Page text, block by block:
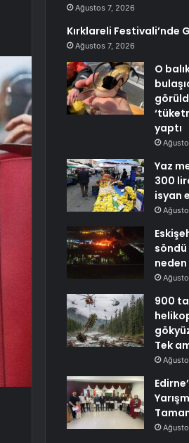
Ağustos 7, 2026
Kırklareli Festivali’nde
Ağustos 7, 2026
O
yaptı
Yaz
300
isyan
söndü
neden
900
Tek